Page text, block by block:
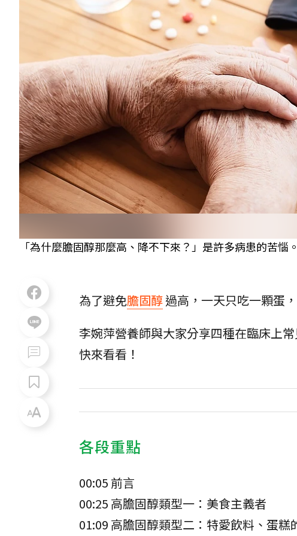
「為什麼膽固醇那麼高、降不下來？」是許多病患的苦惱
為了避免膽固醇過高，一天只吃一顆蛋
李婉萍營養師與大家分享四種在臨床上
快來看看！
各段重點
00:05 前言
00:25 高膽固醇類型一：美食主義者
01:09 高膽固醇類型二：特愛飲料、蛋糕